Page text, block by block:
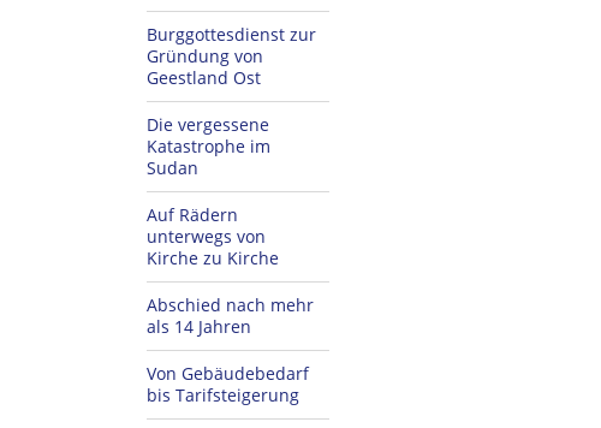
Burggottesdienst zur
Gründung von
Geestland Ost
Die vergessene
Katastrophe im
Sudan
Auf Rädern
unterwegs von
Kirche zu Kirche
Abschied nach mehr
als 14 Jahren
Von Gebäudebedarf
bis Tarifsteigerung